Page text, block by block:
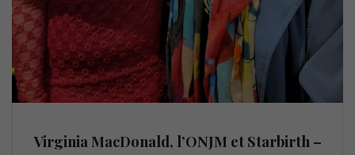
Virginia MacDonald, l’ONJM et Starbirth –